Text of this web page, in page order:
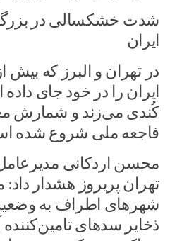
شدت خشکسالی در
ایران
در تهران و البرز که
ایران را در خود جای
کُندی می‌زند و شمارش
فاجعه ملی شروع شده
محسن اردکانی
تهران پریروز هشدار داد:
شهرهای اطراف به
ذخایر سدهای